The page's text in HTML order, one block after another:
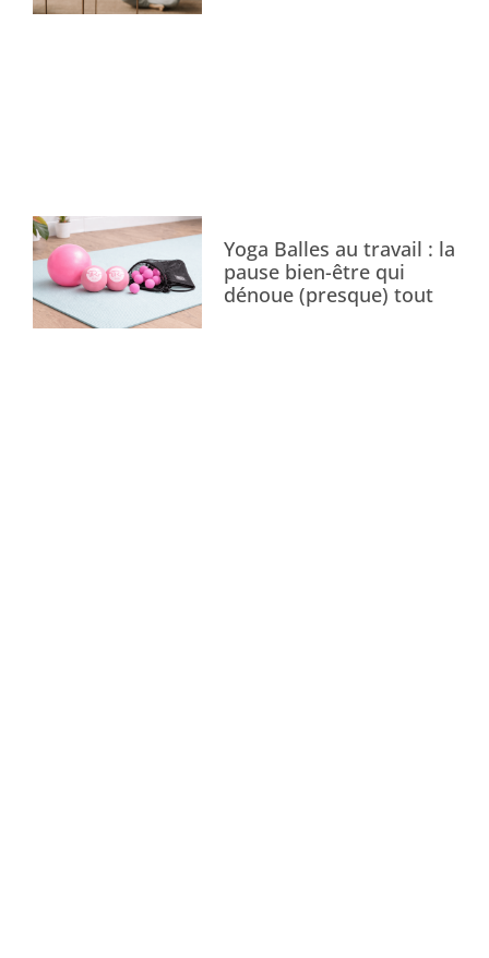
Yoga Balles au travail : la
pause bien-être qui
dénoue (presque) tout